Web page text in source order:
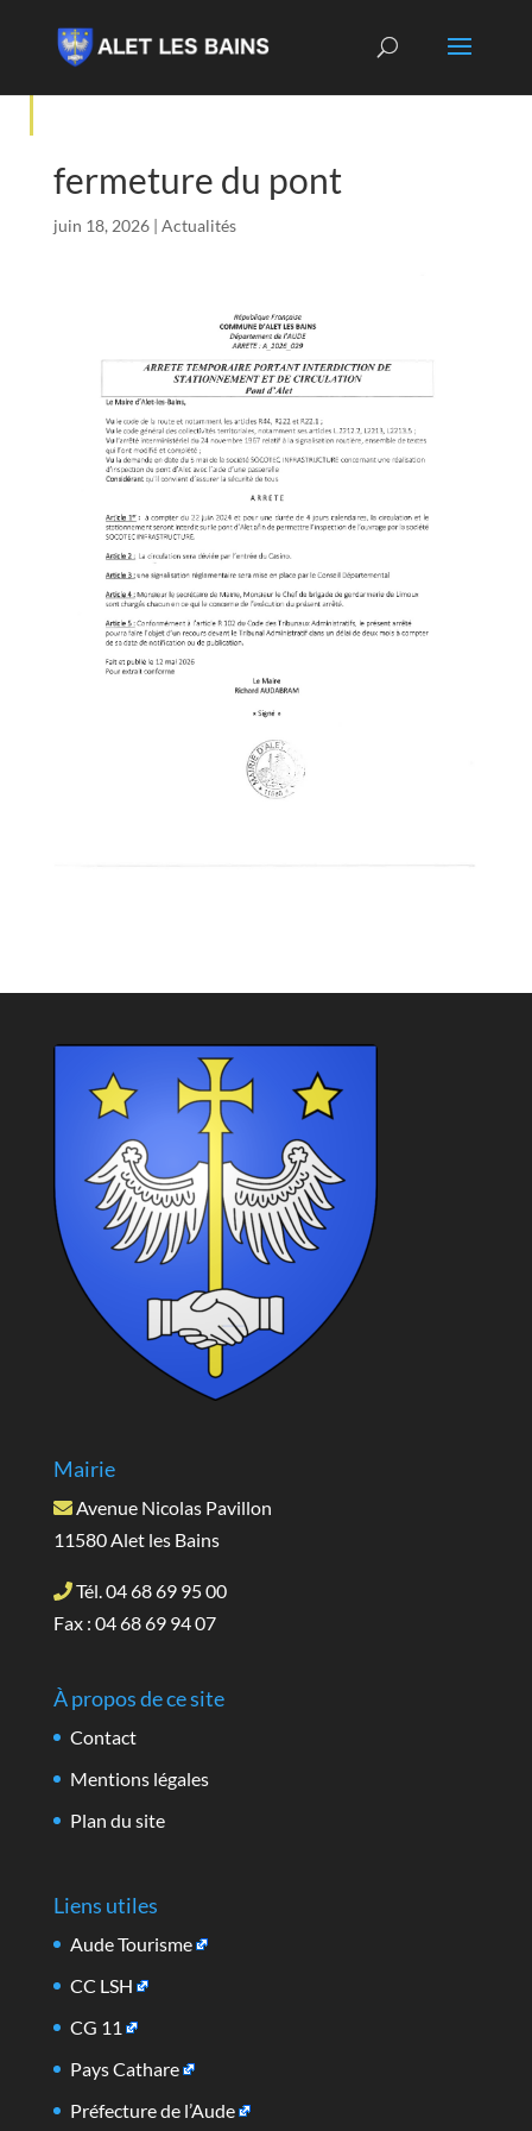
fermeture du pont
juin 18, 2026| Actualités
Mairie
Avenue Nicolas Pavillon
11580 Alet les Bains
Tél. 04 68 69 95 00
Fax : 04 68 69 94 07
À propos de ce site
Contact
Mentions légales
Plan du site
Liens utiles
Aude Tourisme
CC LSH
CG 11
Pays Cathare
Préfecture de l’Aude